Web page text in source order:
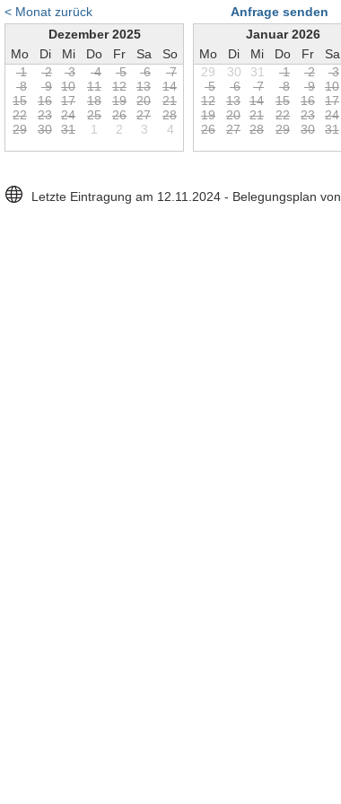
< Monat zurück Anfrage senden
Dezember 2025
Mo
Di Mi Do Fr Sa
So
1
2 3 4 5 6
7
8
9 10 11 12 13 14
15 16 17 18 19 20 21
22 23 24 25 26 27 28
29 30 31 1 2 3 4
Januar 2026
Mo
Di Mi Do Fr Sa
29
30 31 1 2 3
5
6 7 8 9 10
12 13 14 15 16 17
19 20 21 22 23 24
26 27 28 29 30 31
Letzte Eintragung am 12.11.2024 - Belegungsplan von